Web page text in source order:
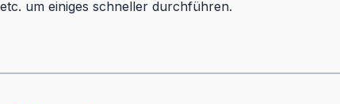
um einiges schneller durchführen.